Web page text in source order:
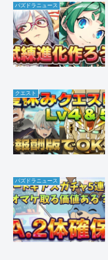
パズドラニュース
クエスト
パズドラニュース